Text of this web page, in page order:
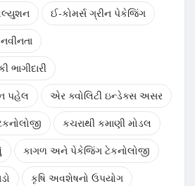
ઈ-કોમર્સ ગ્રીન પેકેજિંગ
પહેલ એર ક્વોલિટી ઇન્ડેક્સ અસર
કચરાથી કમાણી મોડલ
કાગળ અને પેકેજિંગ ટેકનોલોજી
કૃષિ અવશેષનો ઉપયોગ